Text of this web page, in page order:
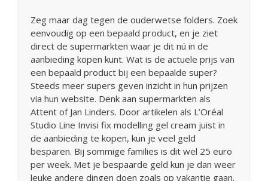
Zeg maar dag tegen de ouderwetse folders. Zoek
eenvoudig op een bepaald product, en je ziet
direct de supermarkten waar je dit nú in de
aanbieding kopen kunt. Wat is de actuele prijs van
een bepaald product bij een bepaalde super?
Steeds meer supers geven inzicht in hun prijzen
via hun website. Denk aan supermarkten als
Attent of Jan Linders. Door artikelen als L’Oréal
Studio Line Invisi fix modelling gel cream juist in
de aanbieding te kopen, kun je veel geld
besparen. Bij sommige families is dit wel 25 euro
per week. Met je bespaarde geld kun je dan weer
leuke andere dingen doen zoals op vakantie gaan.